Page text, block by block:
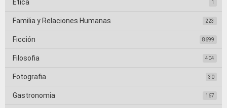
Etica 1
Familia y Relaciones Humanas 223
Ficción 8699
Filosofia 404
Fotografia 30
Gastronomia 167